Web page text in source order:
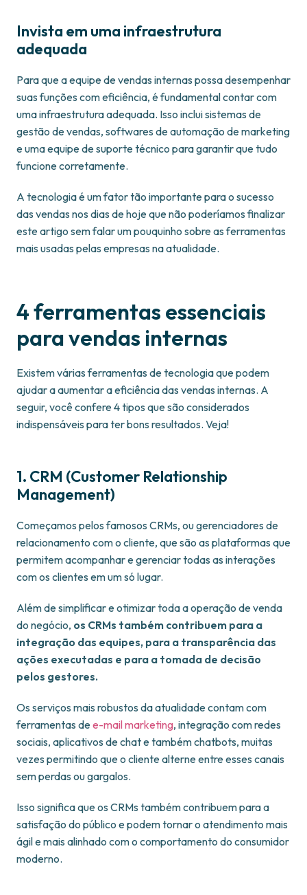
Invista em uma infraestrutura
adequada
Para que a equipe de vendas internas possa desempenhar
suas funções com eficiência, é fundamental contar com
uma infraestrutura adequada. Isso inclui sistemas de
gestão de vendas, softwares de automação de marketing
e uma equipe de suporte técnico para garantir que tudo
funcione corretamente.
A tecnologia é um fator tão importante para o sucesso
das vendas nos dias de hoje que não poderíamos finalizar
este artigo sem falar um pouquinho sobre as ferramentas
mais usadas pelas empresas na atualidade.
4 ferramentas essenciais
para vendas internas
Existem várias ferramentas de tecnologia que podem
ajudar a aumentar a eficiência das vendas internas. A
seguir, você confere 4 tipos que são considerados
indispensáveis para ter bons resultados. Veja!
1. CRM (Customer Relationship
Management)
Começamos pelos famosos CRMs, ou gerenciadores de
relacionamento com o cliente, que são as plataformas que
permitem acompanhar e gerenciar todas as interações
com os clientes em um só lugar.
Além de simplificar e otimizar toda a operação de venda
do negócio, os CRMs também contribuem para a
integração das equipes, para a transparência das
ações executadas e para a tomada de decisão
pelos gestores.
Os serviços mais robustos da atualidade contam com
ferramentas dee-mail marketing, integração com redes
sociais, aplicativos de chat e também chatbots, muitas
vezes permitindo que o cliente alterne entre esses canais
sem perdas ou gargalos.
Isso significa que os CRMs também contribuem para a
satisfação do público e podem tornar o atendimento mais
ágil e mais alinhado com o comportamento do consumidor
moderno.